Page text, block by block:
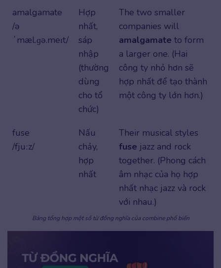
amalgamate
/ə
ˈmæl.ɡə.meɪt/
Hợp
nhất,
sáp
nhập
(thường
dùng
cho tổ
chức)
The two smaller
companies will
amalgamate to form
a larger one. (Hai
công ty nhỏ hơn sẽ
hợp nhất để tạo thành
một công ty lớn hơn.)
fuse
/fjuːz/
Nấu
chảy,
hợp
nhất
Their musical styles
fuse jazz and rock
together. (Phong cách
âm nhạc của họ hợp
nhất nhạc jazz và rock
với nhau.)
Bảng tổng hợp một số từ đồng nghĩa của combine phổ biến